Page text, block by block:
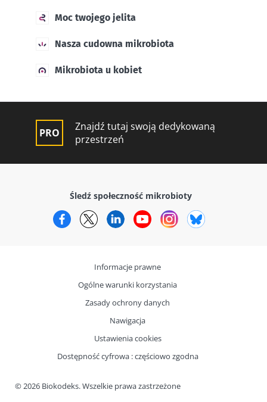
Moc twojego jelita
Nasza cudowna mikrobiota
Mikrobiota u kobiet
Znajdź tutaj swoją dedykowaną
przestrzeń
Śledź społeczność mikrobioty
FacebookTwitterLinkedInYouTubeInstagram
© 2026 Biokodeks. Wszelkie prawa zastrzeżone
Informacje prawne
Ogólne warunki korzystania
Zasady ochrony danych
Nawigacja
Ustawienia cookies
Dostępność cyfrowa : częściowo zgodna